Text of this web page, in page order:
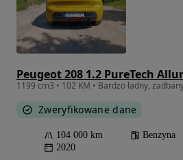
Peugeot 208 1.2 PureTech
1199 cm3 • 102 KM • Bardzo ładny,
Zweryfikowane dane
104 000 km Benzyna
2020